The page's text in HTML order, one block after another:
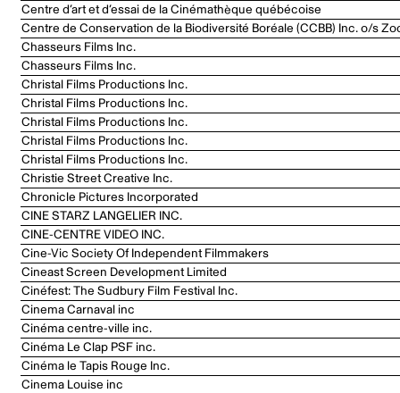
Centre d’art et d’essai de la Cinémathèque québécoise
Centre de Conservation de la Biodiversité Boréale (CCBB) Inc. o/s
Chasseurs Films Inc.
Chasseurs Films Inc.
Christal Films Productions Inc.
Christal Films Productions Inc.
Christal Films Productions Inc.
Christal Films Productions Inc.
Christal Films Productions Inc.
Christie Street Creative Inc.
Chronicle Pictures Incorporated
CINE STARZ LANGELIER INC.
CINE-CENTRE VIDEO INC.
Cine-Vic Society Of Independent Filmmakers
Cineast Screen Development Limited
Cinéfest: The Sudbury Film Festival Inc.
Cinema Carnaval inc
Cinéma centre-ville inc.
Cinéma Le Clap PSF inc.
Cinéma le Tapis Rouge Inc.
Cinema Louise inc